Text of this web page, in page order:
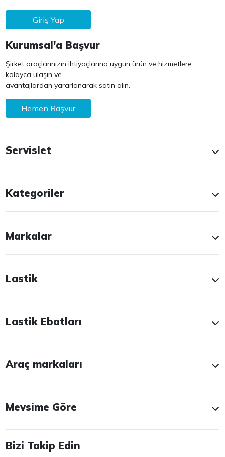
Giriş Yap
Kurumsal'a Başvur
Şirket araçlarınızın ihtiyaçlarına uygun ürün ve hizmetlere
kolayca ulaşın ve
avantajlardan yararlanarak satın alın.
Hemen Başvur
Servislet
Kategoriler
Markalar
Lastik
Lastik Ebatları
Araç markaları
Mevsime Göre
Bizi Takip Edin